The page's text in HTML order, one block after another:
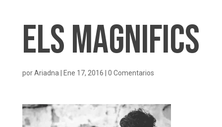
Els Magnifics
porAriadna Ene 17, 2016 0 Comentarios